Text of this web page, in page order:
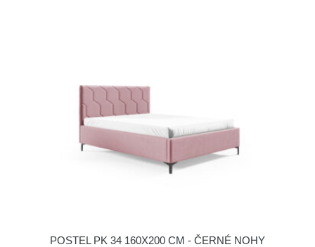
POSTEL PK 34 160X200 CM - ČERNÉ NOHY